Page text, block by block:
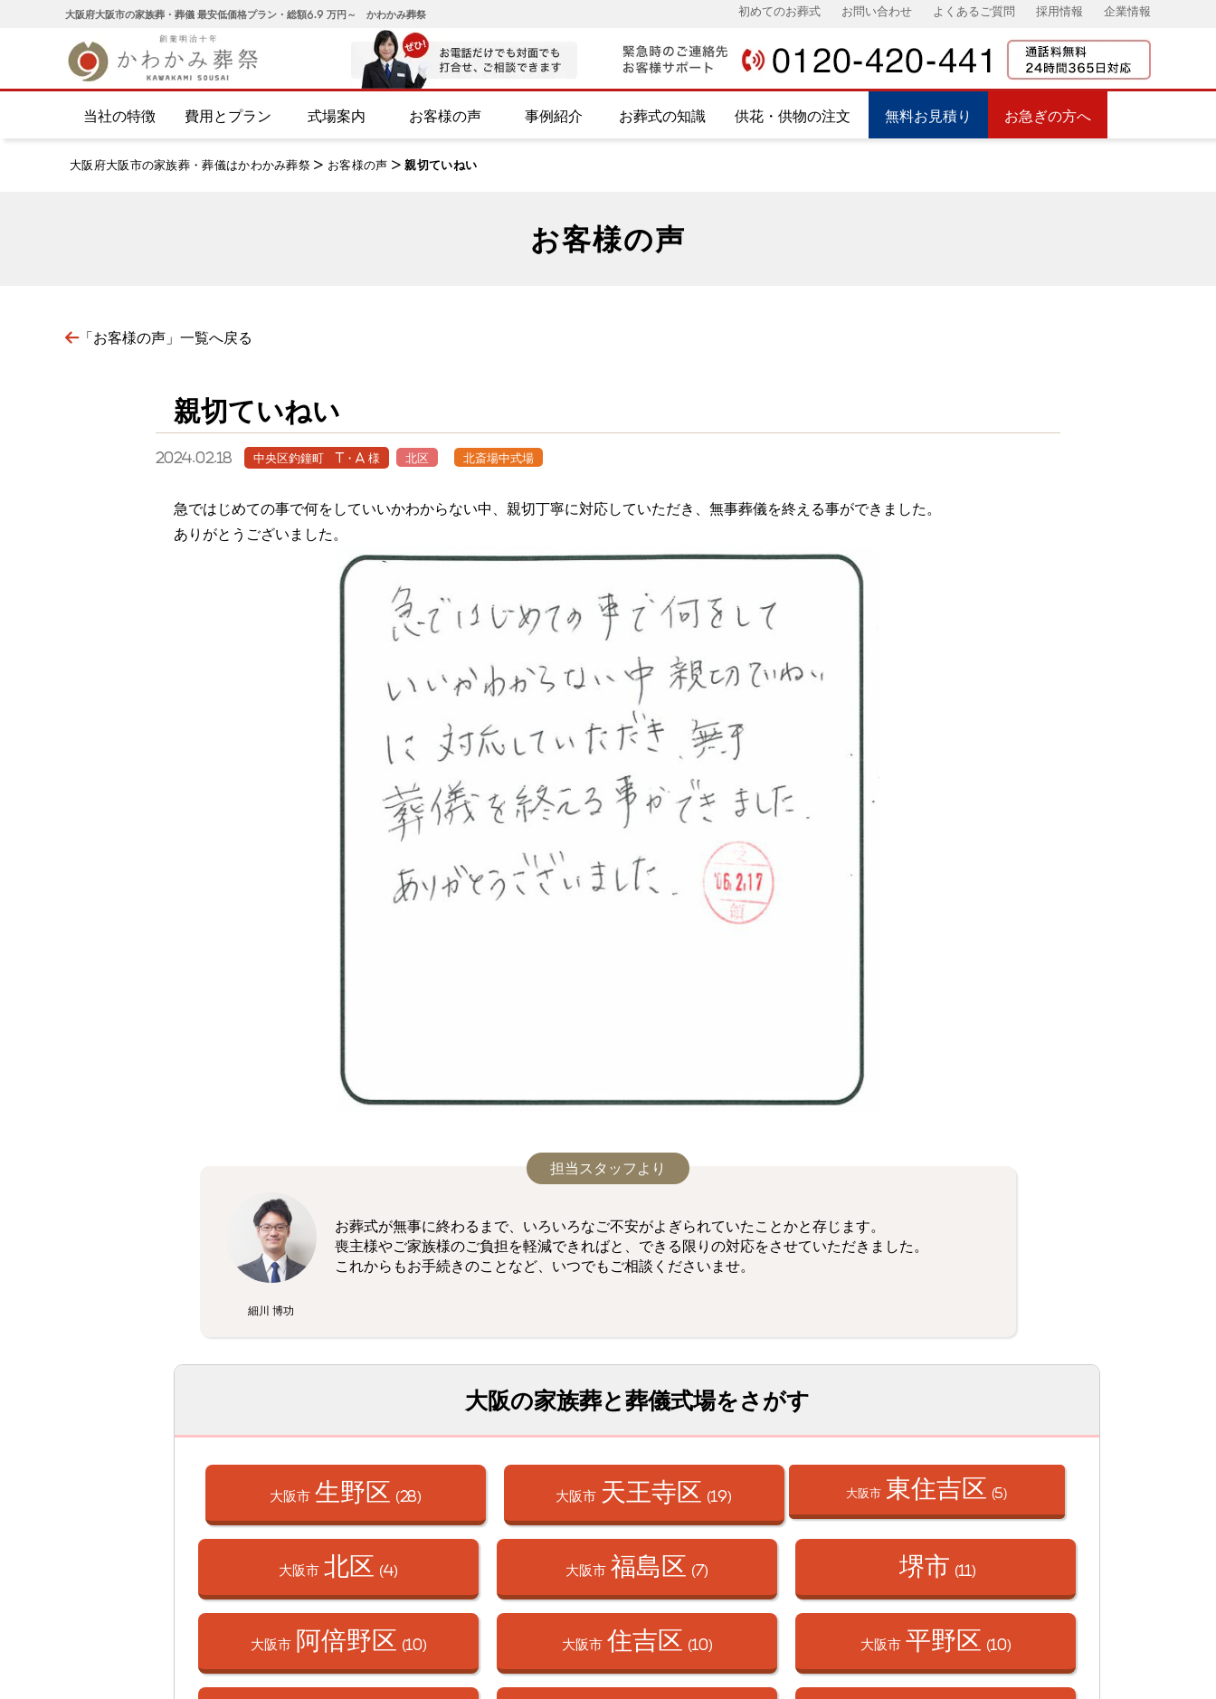
大阪府大阪市の家族葬・葬儀 最安低価格プラン・総額6.9 万円～ かわかみ葬祭 初めてのお葬式 お問い合わせ よくあるご質問 採用情報 企業情報
当社の特徴 費用とプラン 式場案内 お客様の声 事例紹介 お葬式の知識 供花・供物の注文 無料お見積り お急ぎの方へ
大阪府大阪市の家族葬・葬儀はかわかみ葬祭 > お客様の声 >親切ていねい
お客様の声
「お客様の声」一覧へ戻る
親切ていねい
2024.02.18 中央区釣鐘町 T・A 様 北区 北斎場中式場
急ではじめての事で何をしていいかわからない中、親切丁寧に対応していただき、無事葬儀を終える事ができました。
ありがとうございました。
担当スタッフより
細川 博功
お葬式が無事に終わるまで、いろいろなご不安がよぎられていたことかと存じます。
喪主様やご家族様のご負担を軽減できればと、できる限りの対応をさせていただきました。
これからもお手続きのことなど、いつでもご相談くださいませ。
大阪の家族葬と葬儀式場をさがす
大阪市 生野区 (28) 大阪市 天王寺区 (19) 大阪市 東住吉区 (5)
大阪市 北区 (4) 大阪市 福島区 (7) 堺市 (11)
大阪市 阿倍野区 (10) 大阪市 住吉区 (10) 大阪市 平野区 (10)